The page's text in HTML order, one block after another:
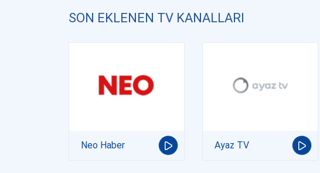
SON EKLENEN TV KANALLARI
Neo Haber Ayaz TV